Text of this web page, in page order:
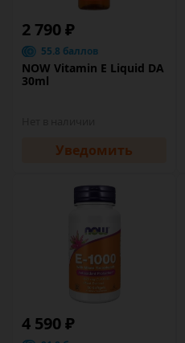
2 790 ₽
55.8 баллов
NOW Vitamin E Liquid DA
30ml
Уведомить
4 590 ₽